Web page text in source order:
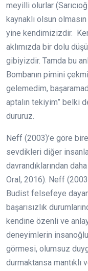
meyilli olurlar
kaynaklı olsun
yine kendimizizdir.
aklımızda bir dolu
gibiyizdir. Tamda bu
Bombanın pimini
gelemedim,
aptalın tekiyim” belki
dururuz.
Neff (2003)’e göre
sevdikleri diğer
davrandıklarından
Oral, 2016). Neff
Budist felsefeye
başarısızlık
kendine özenli ve
deneyimlerin
görmesi, olumsuz
durmaktansa